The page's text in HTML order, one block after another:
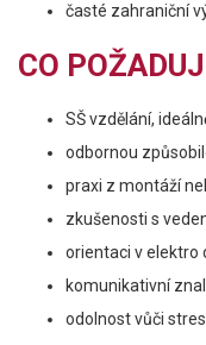
časté zahraniční
CO
SŠ vzdělání,
odbornou
praxi z montáží
zkušenosti s
orientaci v elektro
komunikativní
odolnost vůči